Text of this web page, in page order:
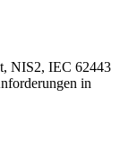
NIS2, IEC 62443
in